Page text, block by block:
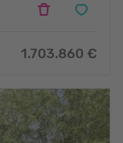
1.703.860 €